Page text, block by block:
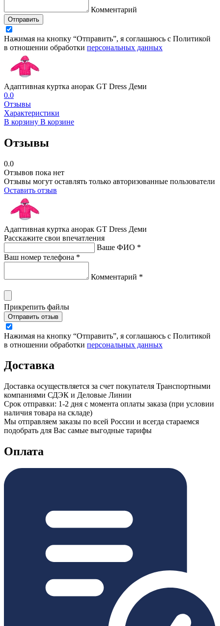
Комментарий
Отправить
Нажимая на кнопку “Отправить”, я соглашаюсь с Политикой
в отношении обработки персональных данных
Адаптивная куртка анорак GT Dress Деми
0.0
Отзывы
Характеристики
В корзину В корзине
Отзывы
0.0
Отзывов пока нет
Отзывы могут оставлять только авторизованные пользователи
Оставить отзыв
Адаптивная куртка анорак GT Dress Деми
Расскажите свои впечатления
Ваше ФИО *
Ваш номер телефона *
Комментарий *
Прикрепить файлы
Отправить отзыв
Нажимая на кнопку “Отправить”, я соглашаюсь с Политикой
в отношении обработки персональных данных
Доставка
Доставка осуществляется за счет покупателя Транспортными
компаниями СДЭК и Деловые Линии
Срок отправки: 1-2 дня с момента оплаты заказа (при условии
наличия товара на складе)
Мы отправляем заказы по всей России и всегда стараемся
подобрать для Вас самые выгодные тарифы
Оплата